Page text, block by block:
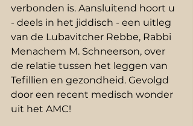
verbonden is. Aansluitend hoort u
- deels in het jiddisch - een uitleg
van de Lubavitcher Rebbe, Rabbi
Menachem M. Schneerson, over
de relatie tussen het leggen van
Tefillien en gezondheid. Gevolgd
door een recent medisch wonder
uit het AMC!